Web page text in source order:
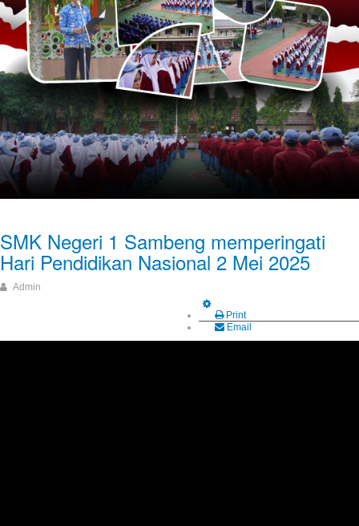
SMK Negeri 1 Sambeng memperingati
Hari Pendidikan Nasional 2 Mei 2025
Admin
Print
Email